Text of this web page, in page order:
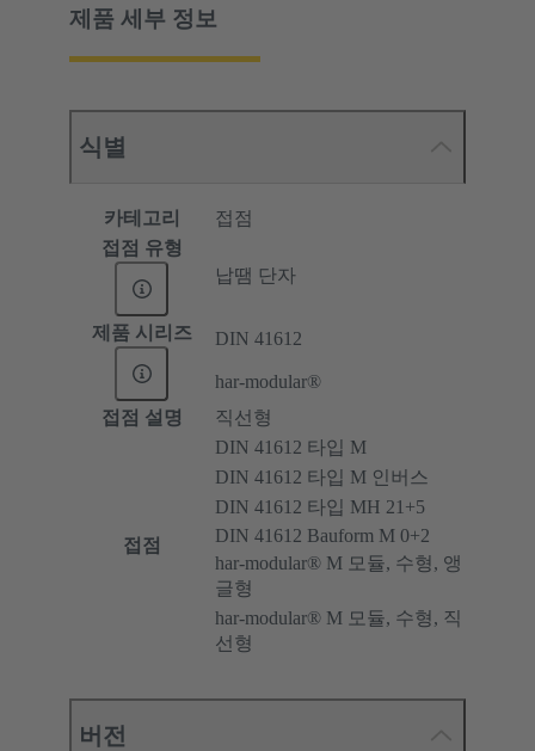
제품 세부 정보
식별
카테고리
접점
접점 유형
납땜 단자
제품 시리즈 DIN 41612
har-modular®
접점 설명
직선형
접점
DIN 41612 타입 M
DIN 41612 타입 M 인버스
DIN 41612 타입 MH 21+5
DIN 41612 Bauform M 0+2
har-modular® M 모듈, 수형, 앵
글형
har-modular® M 모듈, 수형, 직
선형
버전